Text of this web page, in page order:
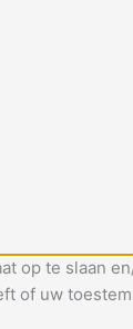
op te slaan
of uw